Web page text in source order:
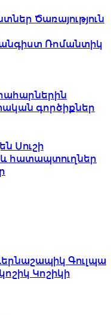
Ծառայություն
Ռոմանտիկ
գործիքներ
Սուշի
հատապտուղներ
Գուլպա
Կոշիկի